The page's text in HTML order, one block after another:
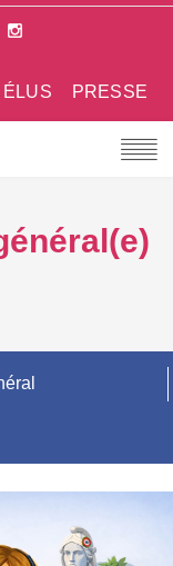
PRESSE
ÉLUS